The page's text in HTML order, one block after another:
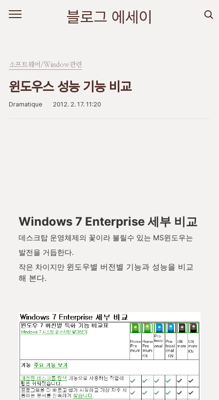
블로그 에세이
소프트웨어/Window관련
윈도우스 성능 기능 비교
Dramatique 2012. 2. 17. 11:20
Windows 7 Enterprise 세부 비교
데스크탑 운영체제의 꽃이라 불릴수 있는 MS윈도우는
발전을 거듭한다.
작은 차이지만 윈도우별 버전별 기능과 성능을 비교
해 본다.